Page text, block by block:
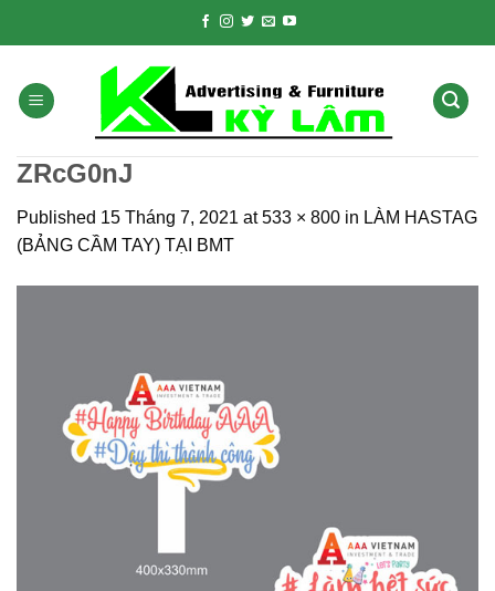
ZRcG0nJ
Published 15 Tháng 7, 2021 at533 × 800 in LÀM HASTAG
(BẢNG CẦM TAY) TẠI BMT